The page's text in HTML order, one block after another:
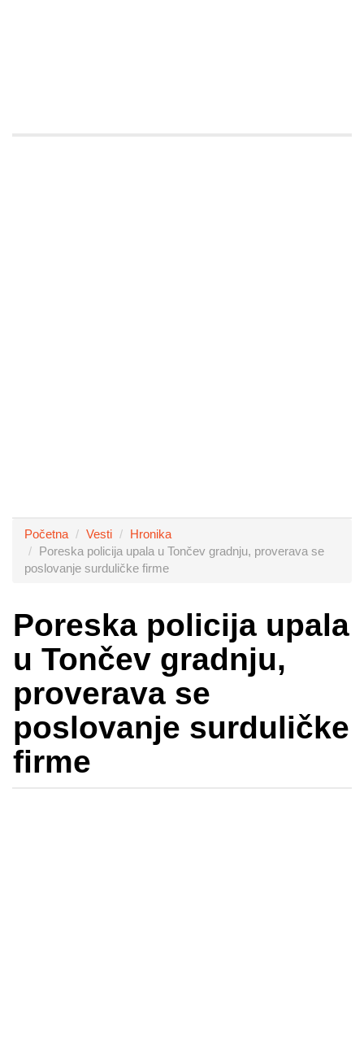
Početna Vesti
Hronika
Poreska policija upala u Tončev gradnju, proverava se
poslovanje surduličke firme
Poreska policija upala
u Tončev gradnju,
proverava se
poslovanje surduličke
firme